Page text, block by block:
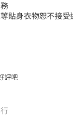
貼身衣物恕不接受
評吧